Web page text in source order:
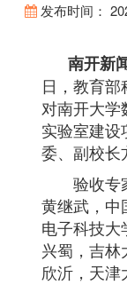
发布时间：
南开新
日，教育
对南开大学
实验室建设
委、副校长
验收专家
黄继武，中
电子科技
兴蜀，吉
欣沂，天津